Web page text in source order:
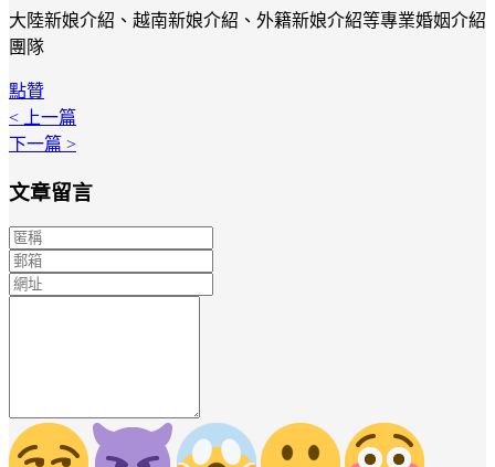
大陸新娘介紹、越南新娘介紹、外籍新娘介紹等專業婚姻介紹
團隊
點贊
< 上一篇
下一篇 >
文章留言